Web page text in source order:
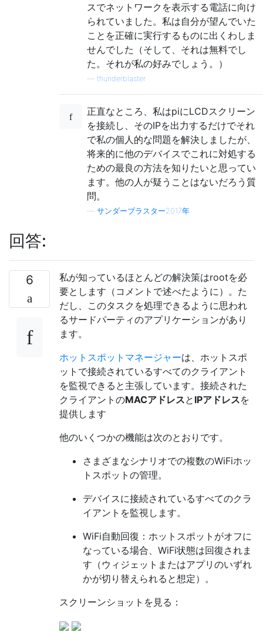
スでネットワークを表示する電話に向け
られていました。私は自分が望んでいた
ことを正確に実行するものに出くわしま
せんでした（そして、それは無料でし
た。それが私の好みでしょう。）
thunderblaster
正直なところ、私はpiにLCDスクリーン
を接続し、そのIPを出力するだけでそれ
で私の個人的な問題を解決しましたが、
将来的に他のデバイスでこれに対処する
ための最良の方法を知りたいと思ってい
ます。他の人が疑うことはないだろう質
問。
サンダーブラスター2017年
回答:
6
私が知っているほとんどの解決策はrootを必
要とします（コメントで述べたように）。た
だし、このタスクを処理できるように思われ
るサードパーティのアプリケーションがあり
ます。
ホットスポットマネージャーは、ホットスポ
ットで接続されているすべてのクライアント
を監視できると主張しています。接続された
クライアントのMACアドレスと IPアドレスを
提供します
他のいくつかの機能は次のとおりです。
さまざまなシナリオでの複数のWiFiホッ
トスポットの管理。
デバイスに接続されているすべてのクラ
イアントを監視します。
WiFi自動回復：ホットスポットがオフに
なっている場合、WiFi状態は回復されま
す（ウィジェットまたはアプリのいずれ
かが切り替えられると想定）。
スクリーンショットを見る：